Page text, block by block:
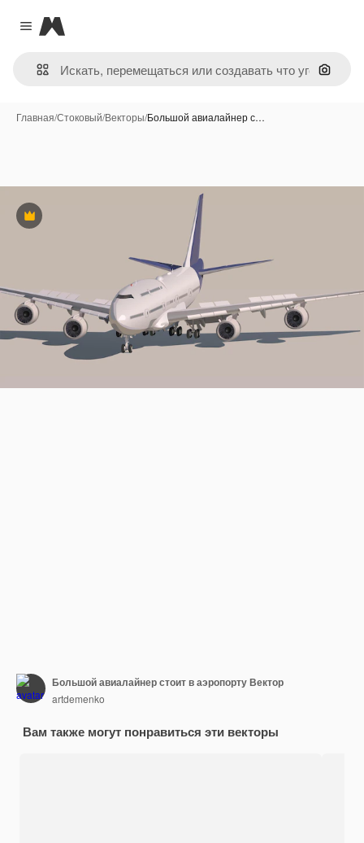
Close menu
Magnific
Поиск
Главная/Стоковый/Векторы/Большой авиалайнер с…
Премиум
Большой авиалайнер стоит в аэропорту Вектор
artdemenko
Вам также могут понравиться эти векторы